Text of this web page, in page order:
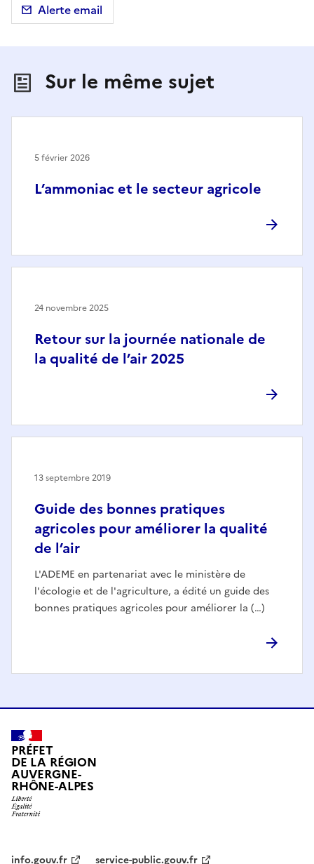
Alerte email
Sur le même sujet
L’ammoniac et le secteur agricole
5 février 2026
Retour sur la journée nationale de
la qualité de l’air 2025
24 novembre 2025
Guide des bonnes pratiques
agricoles pour améliorer la qualité
de l’air
L'ADEME en partenariat avec le ministère de
l'écologie et de l'agriculture, a édité un guide des
bonnes pratiques agricoles pour améliorer la (…)
13 septembre 2019
PRÉFET
DE LA RÉGION
AUVERGNE-
RHÔNE-ALPES
info.gouv.fr service-public.gouv.fr